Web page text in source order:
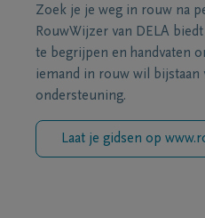
Zoek je je weg in rouw na
RouwWijzer van DELA
te begrijpen en handvaten
iemand in rouw wil
ondersteuning.
Laat je gidsen op